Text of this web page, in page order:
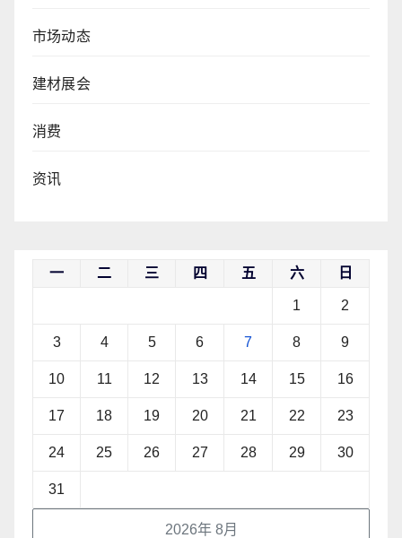
市场动态
建材展会
消费
资讯
2026年 8月
一 二 三 四 五 六 日
1 2
3 4 5 6 7 8 9
10 11 12 13 14 15 16
17 18 19 20 21 22 23
24 25 26 27 28 29 30
31